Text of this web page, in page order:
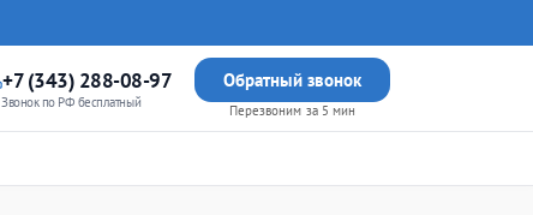
+7 (343) 288-08-97
Звонок по РФ бесплатный
Обратный звонок
Перезвоним за 5 мин